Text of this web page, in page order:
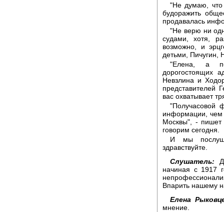
"Не думаю, что
будоражить
продавалась
"Не верю ни
судами, хотя,
возможно, и
детьми, Пичугин,
"Елена, а
дорогостоящих
Невзлина и
представителей
вас охватывает
информации, чем
Москвы", - пишет
говорим сегодня.
И мы
здравствуйте.
Слушатель:
начиная с 1917
Впарить нашему
Елена
мнение.